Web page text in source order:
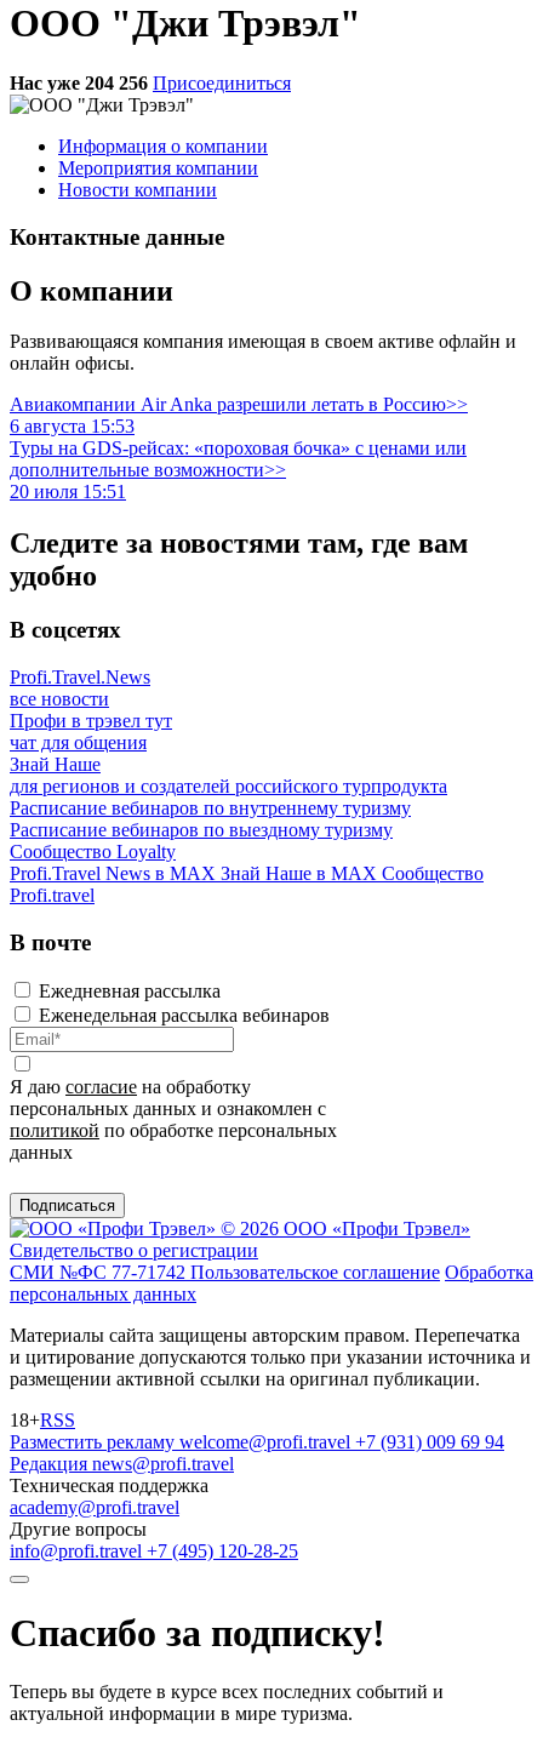
ООО "Джи Трэвэл"
Нас уже 204 256 Присоединиться
Информация о компании
Мероприятия компании
Новости компании
Контактные данные
О компании
Развивающаяся компания имеющая в своем активе офлайн и
онлайн офисы.
Авиакомпании Air Anka разрешили летать в Россию>>
6 августа 15:53
Туры на GDS-рейсах: «пороховая бочка» с ценами или
дополнительные возможности>>
20 июля 15:51
Следите за новостями там, где вам
удобно
В соцсетях
Profi.Travel.News
все новости
Профи в трэвел тут
чат для общения
Знай Наше
для регионов и создателей российского турпродукта
Расписание вебинаров по внутреннему туризму
Расписание вебинаров по выездному туризму
Сообщество Loyalty
Profi.Travel News в MAX Знай Наше в MAX Сообщество
Profi.travel
В почте
Ежедневная рассылка
Еженедельная рассылка вебинаров
Я даю согласие на обработку
персональных данных и ознакомлен с
политикой по обработке персональных
данных
Подписаться
© 2026 ООО «Профи Трэвeл»
Свидетельство о регистрации
СМИ №ФС 77-71742 Пользовательское соглашение Обработка
персональных данных
Материалы сайта защищены авторским правом. Перепечатка
и цитирование допускаются только при указании источника и
размещении активной ссылки на оригинал публикации.
18+RSS
Разместить рекламу welcome@profi.travel +7 (931) 009 69 94
Редакция news@profi.travel
Техническая поддержка
academy@profi.travel
Другие вопросы
info@profi.travel +7 (495) 120-28-25
Спасибо за подписку!
Теперь вы будете в курсе всех последних событий и
актуальной информации в мире туризма.